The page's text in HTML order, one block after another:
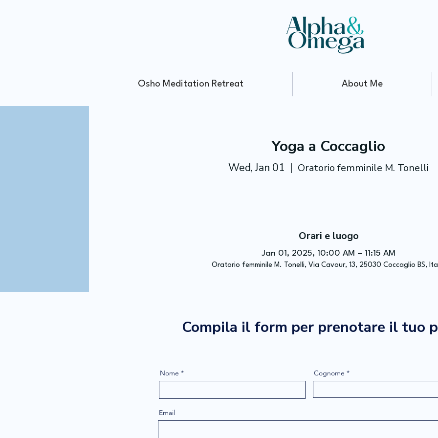
Osho Meditation Retreat About Me
Yoga a Coccaglio
Wed, Jan 01
  |
Oratorio femminile M. Tonelli
Orari e luogo
Jan 01, 2025, 10:00 AM – 11:15 AM
Oratorio femminile M. Tonelli, Via Cavour, 13, 25030 Coccaglio BS,
Compila il form per prenotare il tuo
Nome Cognome
Email